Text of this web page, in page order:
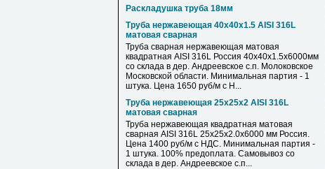
Раскладушка труба 18мм
Труба нержавеющая 40х40х1.5 AISI 316L
матовая сварная
Труба сварная нержавеющая матовая
квадратная AISI 316L Россия 40х40х1.5х6000мм
со склада в дер. Андреевское с.п. Молоковское
Московской области. Минимальная партия - 1
штука. Цена 1650 руб/м с Н...
Труба нержавеющая 25х25х2 AISI 316L
матовая сварная
Труба нержавеющая квадратная матовая
сварная AISI 316L 25х25х2.0х6000 мм Россия.
Цена 1400 руб/м с НДС. Минимальная партия -
1 штука. 100% предоплата. Самовывоз со
склада в дер. Андреевское с.п...